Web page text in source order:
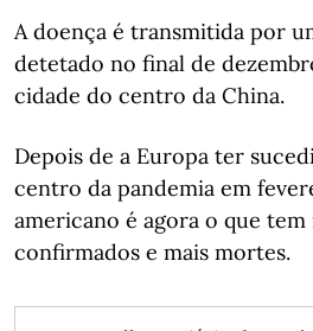
A doença é transmitida por
detetado no final de
cidade do centro da China.
Depois de a Europa ter
centro da pandemia em
americano é agora o que tem
confirmados e mais mortes.